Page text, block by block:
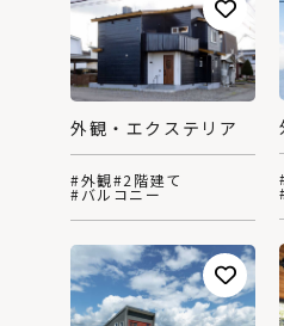
外観・エクステリア
#外観#2階建て
#バルコニー